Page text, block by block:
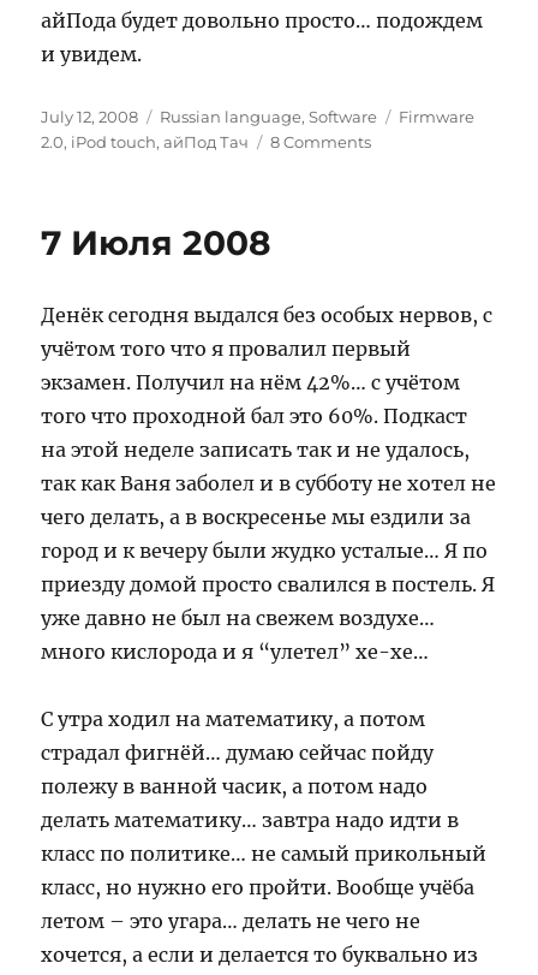
айПода будет довольно просто… подождем
и увидем.
Posted
on
July 12, 2008 Categories
Russian language,Software Tags
Firmware
2.0, iPod touch,айПод Тач 8 Commentson
айПод
Тач.
7 Июля 2008
Денёк сегодня выдался без особых нервов, с
учётом того что я провалил первый
экзамен. Получил на нём 42%… с учётом
того что проходной бал это 60%. Подкаст
на этой неделе записать так и не удалось,
так как Ваня заболел и в субботу не хотел не
чего делать, а в воскресенье мы ездили за
город и к вечеру были жудко усталые… Я по
приезду домой просто свалился в постель. Я
уже давно не был на свежем воздухе…
много кислорода и я “улетел” хе-хе…
С утра ходил на математику, а потом
страдал фигнёй… думаю сейчас пойду
полежу в ванной часик, а потом надо
делать математику… завтра надо идти в
класс по политике… не самый прикольный
класс, но нужно его пройти. Вообще учёба
летом – это угара… делать не чего не
хочется, а если и делается то буквально из